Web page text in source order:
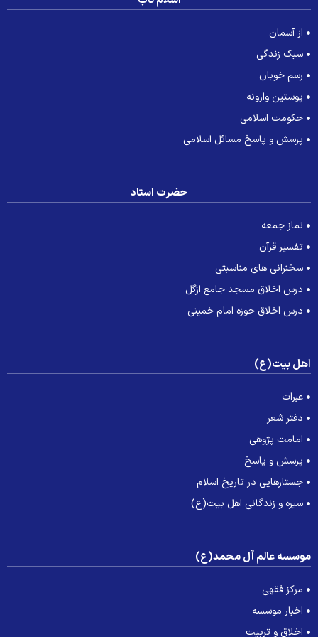
از آسمان
سبک زندگی
رسم خوبان
پوستین وارونه
حکومت اسلامی
پرسش و پاسخ مسائل اسلامی
حضرت استاد
نماز جمعه
تفسیر قرآن
سخنرانی های مناسبتی
درس اخلاق مسجد جامع ازگل
درس اخلاق حوزه امام خمینی
بیت(ع)
عبرات
دفتر شعر
امامت پژوهی
پرسش و پاسخ
جستارهایی در تاریخ اسلام
سیره و زندگانی اهل بیت(ع)
عالم آل محمد(ع)
مرکز فقهی
اخبار موسسه
اخلاق و تربیت